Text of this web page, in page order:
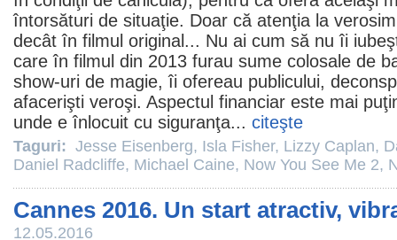
întorsături de situaţie. Doar că atenţia la
decât în filmul original... Nu ai cum să nu îi
care în filmul din 2013 furau sume colosale de
show-uri de magie, îi ofereau publicului,
afacerişti veroşi. Aspectul financiar este mai
unde e înlocuit cu siguranţa... citeşte
Taguri: Jesse Eisenberg, Isla Fisher, Lizzy Caplan,
Daniel Radcliffe, Michael Caine, Now You See Me 2,
Cannes 2016. Un start atractiv,
12.05.2016